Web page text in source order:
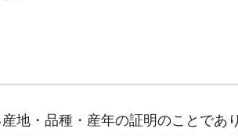
地・品種・産年の証明のことであ